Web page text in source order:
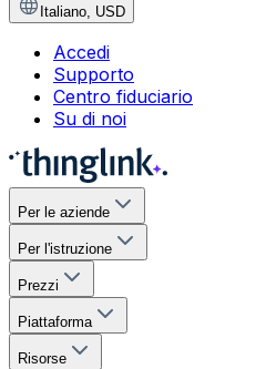
Italiano, USD
Accedi
Supporto
Centro fiduciario
Su di noi
Per le aziende
Per l'istruzione
Prezzi
Piattaforma
Risorse